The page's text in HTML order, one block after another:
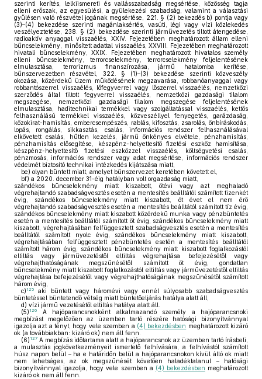
szerinti kerítés, lelkiismereti és vallásszabadság megsértése, közösség tagja
elleni erőszak, az egyesülési, a gyülekezési szabadság, valamint a választási
gyűlésen való részvétel jogának megsértése, 221. § (2) bekezdés b) pontja vagy
(3)–(4) bekezdése szerinti magánlaksértés, vasúti, légi vagy vízi közlekedés
veszélyeztetése, 238. § (2) bekezdése szerinti járművezetés tiltott átengedése,
radioaktív anyaggal visszaélés, XXIV. Fejezetében meghatározott állam elleni
bűncselekmény, minősített adattal visszaélés, XXVIII. Fejezetében meghatározott
hivatali bűncselekmény, XXIX. Fejezetében meghatározott hivatalos személy
elleni bűncselekmény, terrorcselekmény, terrorcselekmény feljelentésének
elmulasztása, terrorizmus finanszírozása, jármű hatalomba kerítése,
bűnszervezetben részvétel, 322. § (1)–(3) bekezdése szerinti közveszély
okozása, közérdekű üzem működésének megzavarása, robbanóanyaggal vagy
robbantószerrel visszaélés, lőfegyverrel vagy lőszerrel visszaélés, nemzetközi
szerződés által tiltott fegyverrel visszaélés, nemzetközi gazdasági tilalom
megszegése, nemzetközi gazdasági tilalom megszegése feljelentésének
elmulasztása, haditechnikai termékkel vagy szolgáltatással visszaélés, kettős
felhasználású termékkel visszaélés, közveszéllyel fenyegetés, garázdaság,
közokirat-hamisítás, embercsempészés, rablás, kifosztás, zsarolás, önbíráskodás,
lopás, rongálás, sikkasztás, csalás, információs rendszer felhasználásával
elkövetett csalás, hűtlen kezelés, jármű önkényes elvétele, pénzhamisítás,
pénzhamisítás elősegítése, készpénz-helyettesítő fizetési eszköz hamisítása,
készpénz-helyettesítő fizetési eszközzel visszaélés, költségvetési csalás,
pénzmosás, információs rendszer vagy adat megsértése, információs rendszer
védelmét biztosító technikai intézkedés kijátszása miatt,
be) olyan bűntett miatt, amelyet bűnszervezet keretében követett el,
bf) a 2020. december 31-éig hatályban volt orgazdaság miatt,
szándékos bűncselekmény miatt kiszabott, ötévi vagy azt meghaladó
végrehajtandó szabadságvesztés esetén a mentesítés beálltától számított tizenkét
évig, szándékos bűncselekmény miatt kiszabott, öt évet el nem érő
végrehajtandó szabadságvesztés esetén a mentesítés beálltától számított tíz évig,
szándékos bűncselekmény miatt kiszabott közérdekű munka vagy pénzbüntetés
esetén a mentesítés beálltától számított öt évig, szándékos bűncselekmény miatt
kiszabott, végrehajtásában felfüggesztett szabadságvesztés esetén a mentesítés
beálltától számított nyolc évig, szándékos bűncselekmény miatt kiszabott,
végrehajtásában felfüggesztett pénzbüntetés esetén a mentesítés beálltától
számított három évig, szándékos bűncselekmény miatt kiszabott foglalkozástól
eltiltás vagy járművezetéstől eltiltás végrehajtása befejezésétől vagy
végrehajthatóságának megszűnésétől számított öt évig, gondatlan
bűncselekmény miatt kiszabott foglalkozástól eltiltás vagy járművezetéstől eltiltás
végrehajtása befejezésétől vagy végrehajthatóságának megszűnésétől számított
három évig,
c) 125
aki bűntett vagy háromévi vagy ennél súlyosabb szabadságvesztés
büntetéssel büntetendő vétség miatt büntetőeljárás hatálya alatt áll,
d) vízi jármű vezetésétől eltiltás hatálya alatt áll.
(5) 126
A hajóparancsnokként alkalmazandó személy a hajóparancsnoki
megbízást megelőzően az üzemben tartó részére hatósági bizonyítvánnyal
igazolja azt a tényt, hogy vele szemben a (4) bekezdésben meghatározott kizáró
ok (a továbbiakban: kizáró ok) nem áll fenn.
(6) 127 A megbízás időtartama alatt a hajóparancsnok az üzemben tartó írásbeli,
a mulasztás jogkövetkezményeit ismertető felhívására, a felhívástól számított
húsz napon belül – ha e határidőn belül a hajóparancsnokon kívül álló ok miatt
nem lehetséges, az ok megszűnését követően haladéktalanul – hatósági
bizonyítvánnyal igazolja, hogy vele szemben a (4) bekezdésben meghatározott
kizáró ok nem áll fenn.